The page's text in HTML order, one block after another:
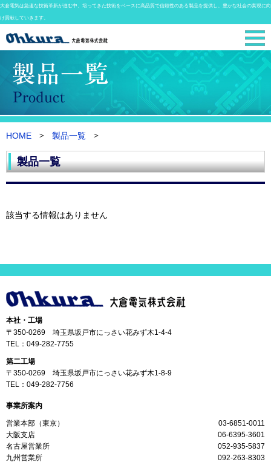
大倉電気は急速な技術革新が進む中、培ってきた技術をベースに高品質で信頼性のある製品を提供し、豊かな社会の実現に向
け貢献していきます。
HOME 製品一覧
製品一覧
該当する情報はありません
本社・工場
〒350-0269 埼玉県坂戸市にっさい花みず木1-4-4
TEL： 049-282-7755
第二工場
〒350-0269 埼玉県坂戸市にっさい花みず木1-8-9
TEL： 049-282-7756
事業所案内
営業本部（東京）
03-6851-0011
大阪支店
06-6395-3601
名古屋営業所
052-935-5837
九州営業所
092-263-8303